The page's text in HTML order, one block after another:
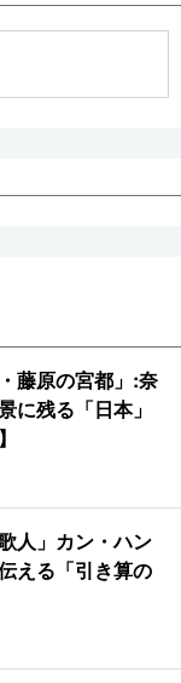
藤原の宮都」:奈
に残る「日本」
人」カン・ハン
える「引き算の